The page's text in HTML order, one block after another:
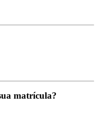
matrícula?